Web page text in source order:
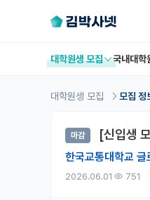
대학원생 모집 국내대학
대학원생 모집 모집 정
마감 [신입생
한국교통대학교 글
2026.06.01 751